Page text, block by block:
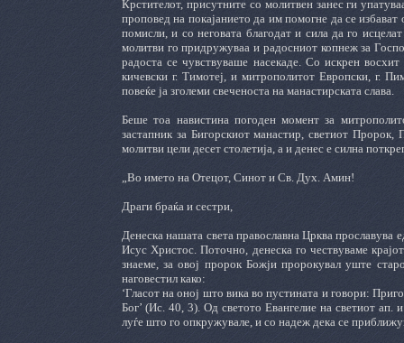
Крстителот, присутните со молитвен занес ги
проповед на покајанието да им помогне да се
помисли, и со неговата благодат и сила да го
молитви го придружуваа и радосниот копнеж за
радоста се чувствуваше насекаде. Со искрен
кичевски г. Тимотеј, и митрополитот Европски, г.
повеќе ја зголеми свеченоста на манастирската слава.
Беше тоа навистина погоден момент за
застапник за Бигорскиот манастир, светиот
молитви цели десет столетија, а и денес е силна
„Во името на Отецот, Синот и Св. Дух. Амин!
Драги браќа и сестри,
Денеска нашата света православна Црква прославува
Исус Христос. Поточно, денеска го чествуваме
знаеме, за овој пророк Божји пророкувал уште
наговестил како:
‘Гласот на оној што вика во пустината и говори:
Бог’ (Ис. 40, 3). Од светото Евангелие на светиот ап.
луѓе што го опкружувале, и со надеж дека се